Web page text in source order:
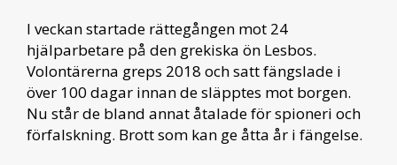
I veckan startade rättegången mot 24
hjälparbetare på den grekiska ön Lesbos.
Volontärerna greps 2018 och satt fängslade i
över 100 dagar innan de släpptes mot borgen.
Nu står de bland annat åtalade för spioneri och
förfalskning. Brott som kan ge åtta år i fängelse.